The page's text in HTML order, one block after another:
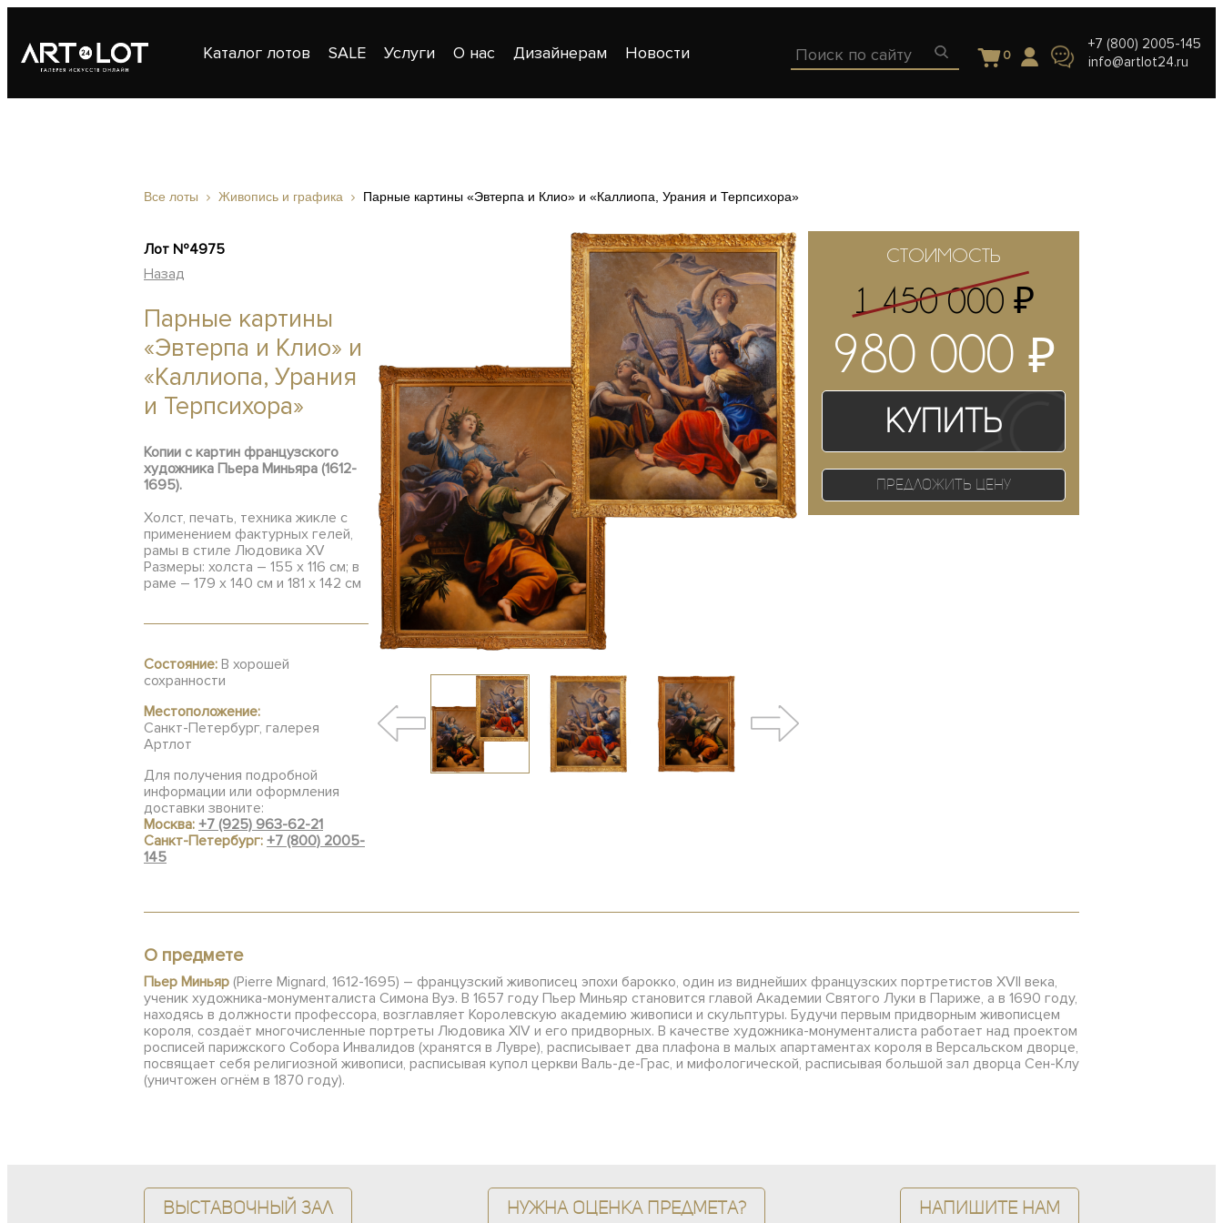
Каталог лотов SALE Услуги О нас Дизайнерам Новости 0
+7 (800) 2005-145
info@artlot24.ru
Все лоты Живопись и графика Парные картины «Эвтерпа и Клио» и «Каллиопа, Урания и Терпсихора»
Лот №4975
Назад
Парные картины
«Эвтерпа и Клио» и
«Каллиопа, Урания
и Терпсихора»
Копии с картин французского
художника Пьера Миньяра (1612-
1695).
Холст, печать, техника жикле с
применением фактурных гелей,
рамы в стиле Людовика XV
Размеры: холста – 155 х 116 см; в
раме – 179 х 140 см и 181 х 142 см
Состояние: В хорошей
сохранности
Местоположение:
Санкт-Петербург, галерея
Артлот
Для получения подробной
информации или оформления
доставки звоните:
Москва: +7 (925) 963-62-21
Санкт-Петербург: +7 (800) 2005-
145
СТОИМОСТЬ
1 450 000 ₽
980 000 ₽
Купить
Предложить цену
О предмете
Пьер Миньяр (Pierre Mignard, 1612-1695) – французский живописец эпохи барокко, один из виднейших французских портретистов XVII века,
ученик художника-монументалиста Симона Вуэ. В 1657 году Пьер Миньяр становится главой Академии Святого Луки в Париже, а в 1690 году,
находясь в должности профессора, возглавляет Королевскую академию живописи и скульптуры. Будучи первым придворным живописцем
короля, создаёт многочисленные портреты Людовика XIV и его придворных. В качестве художника-монументалиста работает над проектом
росписей парижского Собора Инвалидов (хранятся в Лувре), расписывает два плафона в малых апартаментах короля в Версальском дворце,
посвящает себя религиозной живописи, расписывая купол церкви Валь-де-Грас, и мифологической, расписывая большой зал дворца Сен-Клу
(уничтожен огнём в 1870 году).
Выставочный зал Нужна оценка предмета? Напишите нам